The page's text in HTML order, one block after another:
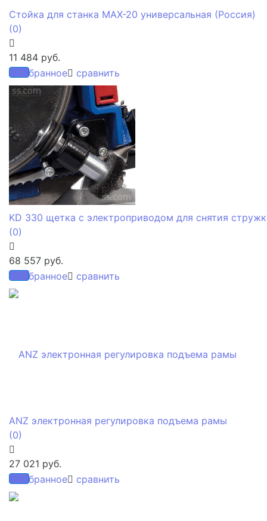
избранное сравнить
Стойка для станка МАХ-20 универсальная (Россия)
(0)
11 484 руб.
избранное сравнить
KD 330 щетка с электроприводом для снятия
(0)
68 557 руб.
избранное сравнить
ANZ электронная регулировка подъема рамы
(0)
27 021 руб.